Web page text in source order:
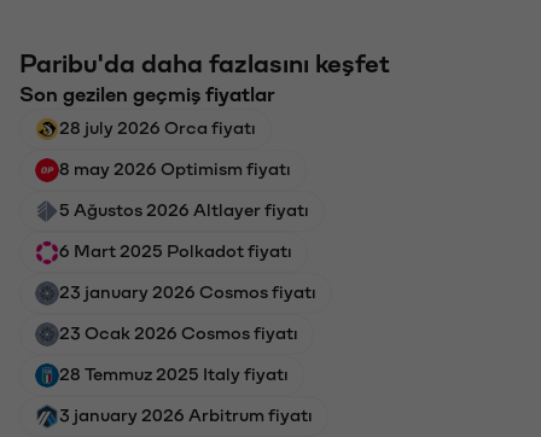
Paribu'da daha fazlasını keşfet
Son gezilen geçmiş fiyatlar
28 july 2026 Orca fiyatı
8 may 2026 Optimism fiyatı
5 Ağustos 2026 Altlayer fiyatı
6 Mart 2025 Polkadot fiyatı
23 january 2026 Cosmos fiyatı
23 Ocak 2026 Cosmos fiyatı
28 Temmuz 2025 Italy fiyatı
3 january 2026 Arbitrum fiyatı